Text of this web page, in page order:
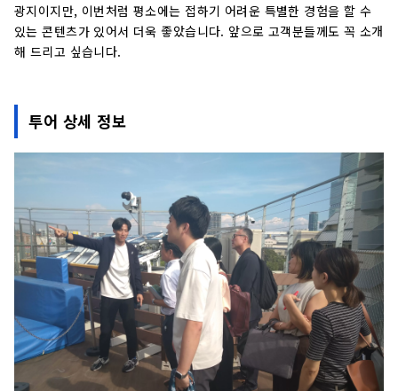
광지이지만, 이번처럼 평소에는 접하기 어려운 특별한 경험을 할 수
있는 콘텐츠가 있어서 더욱 좋았습니다. 앞으로 고객분들께도 꼭 소개
해 드리고 싶습니다.
투어 상세 정보